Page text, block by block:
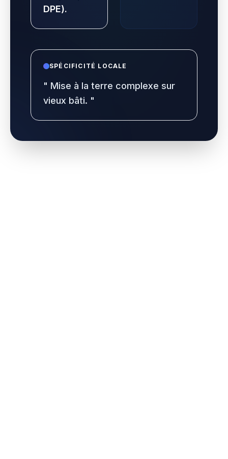
DPE).
SPÉCIFICITÉ LOCALE
" Mise à la terre complexe sur
vieux bâti. "